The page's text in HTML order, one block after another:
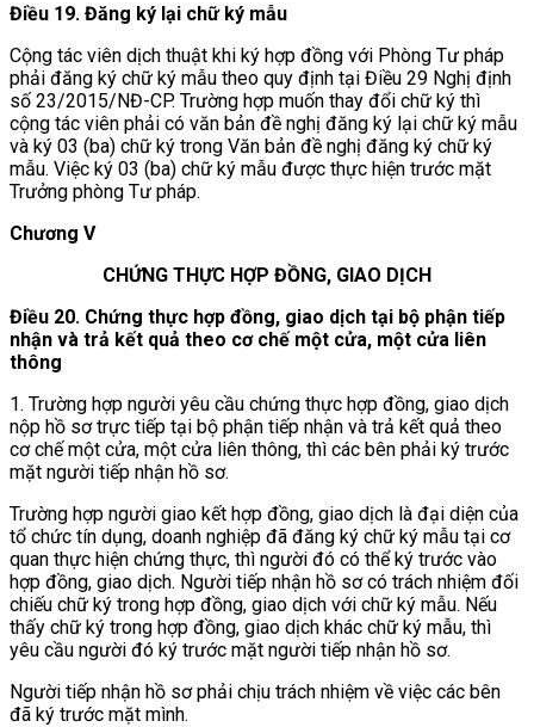
Điều 19. Đăng ký lại chữ ký mẫu
Cộng tác viên dịch thuật khi ký hợp đồng với Phòng Tư pháp
phải đăng ký chữ ký mẫu theo quy định tại Điều 29 Nghị định
số 23/2015/NĐ-CP. Trường hợp muốn thay đổi chữ ký thì
cộng tác viên phải có văn bản đề nghị đăng ký lại chữ ký mẫu
và ký 03 (ba) chữ ký trong Văn bản đề nghị đăng ký chữ ký
mẫu. Việc ký 03 (ba) chữ ký mẫu được thực hiện trước mặt
Trưởng phòng Tư pháp.
Chương V
CHỨNG THỰC HỢP ĐỒNG, GIAO DỊCH
Điều 20. Chứng thực hợp đồng, giao dịch tại bộ phận tiếp
nhận và trả kết quả theo cơ chế một cửa, một cửa liên
thông
1. Trường hợp người yêu cầu chứng thực hợp đồng, giao dịch
nộp hồ sơ trực tiếp tại bộ phận tiếp nhận và trả kết quả theo
cơ chế một cửa, một cửa liên thông, thì các bên phải ký trước
mặt người tiếp nhận hồ sơ.
Trường hợp người giao kết hợp đồng, giao dịch là đại diện của
tổ chức tín dụng, doanh nghiệp đã đăng ký chữ ký mẫu tại cơ
quan thực hiện chứng thực, thì người đó có thể ký trước vào
hợp đồng, giao dịch. Người tiếp nhận hồ sơ có trách nhiệm đối
chiếu chữ ký trong hợp đồng, giao dịch với chữ ký mẫu. Nếu
thấy chữ ký trong hợp đồng, giao dịch khác chữ ký mẫu, thì
yêu cầu người đó ký trước mặt người tiếp nhận hồ sơ.
Người tiếp nhận hồ sơ phải chịu trách nhiệm về việc các bên
đã ký trước mặt mình.